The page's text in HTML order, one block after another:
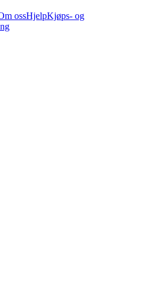
ossHjelpKjøps- og